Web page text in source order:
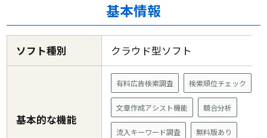
基本情報
ソフト種別 クラウド型ソフト
基本的な機能
有料広告検索調査 検索順位チェック
文章作成アシスト機能 競合分析
流入キーワード調査 無料版あり